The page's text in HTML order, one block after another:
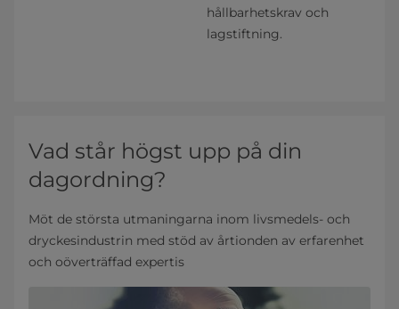
hållbarhetskrav och
lagstiftning.
Vad står högst upp på din
dagordning?
Möt de största utmaningarna inom livsmedels- och
dryckesindustrin med stöd av årtionden av erfarenhet
och oöverträffad expertis